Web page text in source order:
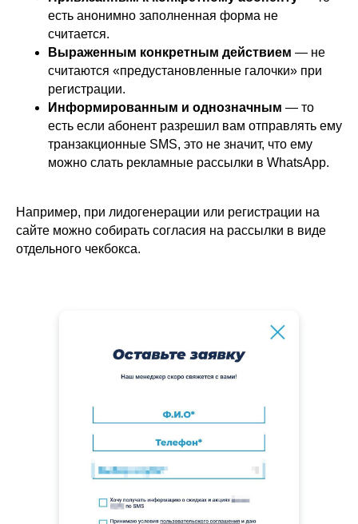
есть анонимно заполненная форма не
считается.
Выраженным конкретным действием — не
считаются «предустановленные галочки» при
регистрации.
Информированным и однозначным — то
есть если абонент разрешил вам отправлять ему
транзакционные SMS, это не значит, что ему
можно слать рекламные рассылки в WhatsApp.
Например, при лидогенерации или регистрации на
сайте можно собирать согласия на рассылки в виде
отдельного чекбокса.